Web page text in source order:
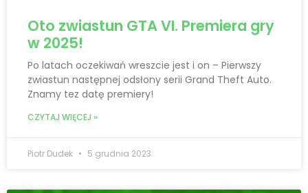
Oto zwiastun GTA VI. Premiera gry
w 2025!
Po latach oczekiwań wreszcie jest i on – Pierwszy
zwiastun następnej odsłony serii Grand Theft Auto.
Znamy tez datę premiery!
CZYTAJ WIĘCEJ »
Piotr Dudek 5 grudnia 2023